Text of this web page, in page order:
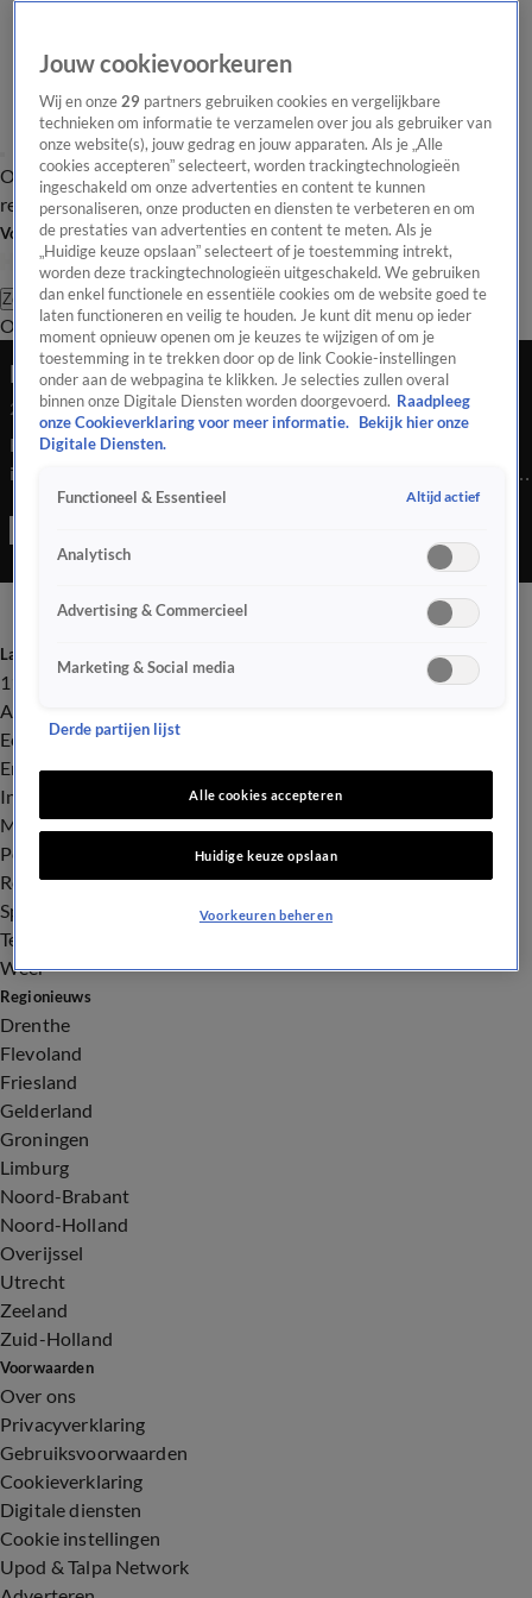
Overzicht Laatste nieuws Regionieuws Het beste van Hart
Tip de
redactie
Volg Hart van Nederland
Zoeken
OverzichtRegioUitzendingenWeerTip de redactiePanelVideo's
Rustig protest gele hesjes in Nederland
24 juli 2020, 22:42
Enkele honderden mensen hebben zaterdag in diverse steden
in ons land deelgenomen aan het protest van de beweging van
'gele hesjes'. De 42-jarige Bram uit Hoogezand is een van de
vastbesloten door te gaan tot zijn doel is bereikt.
Laatste nieuws
112
Advies & Tips
Economie
Entertainment
Infrastructuur
Milieu en Gezondheid
Politiek
Royalty
Sport
Tech
Weer
Regionieuws
Drenthe
Flevoland
Friesland
Gelderland
Groningen
Limburg
Noord-Brabant
Noord-Holland
Overijssel
Utrecht
Zeeland
Zuid-Holland
Voorwaarden
Over ons
Privacyverklaring
Gebruiksvoorwaarden
Cookieverklaring
Digitale diensten
Cookie instellingen
Upod & Talpa Network
Jouw cookievoorkeuren
Wij en onze29 partners gebruiken cookies en vergelijkbare
technieken om informatie te verzamelen over jou als gebruiker van
onze website(s), jouw gedrag en jouw apparaten. Als je „Alle
cookies accepteren” selecteert, worden trackingtechnologieën
ingeschakeld om onze advertenties en content te kunnen
personaliseren, onze producten en diensten te verbeteren en om
de prestaties van advertenties en content te meten. Als je
„Huidige keuze opslaan” selecteert of je toestemming intrekt,
worden deze trackingtechnologieën uitgeschakeld. We gebruiken
dan enkel functionele en essentiële cookies om de website goed te
laten functioneren en veilig te houden. Je kunt dit menu op ieder
moment opnieuw openen om je keuzes te wijzigen of om je
toestemming in te trekken door op de link Cookie-instellingen
onder aan de webpagina te klikken. Je selecties zullen overal
binnen onze Digitale Diensten worden doorgevoerd. Raadpleeg
onze Cookieverklaring voor meer informatie.
Bekijk hier onze
Digitale Diensten.
Functioneel & Essentieel Altijd actief
Analytisch
Advertising & Commercieel
Marketing & Social media
Derde partijen lijst
Alle cookies accepteren
Huidige keuze opslaan
Voorkeuren beheren